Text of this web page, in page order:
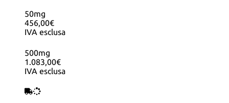
50mg
456,00€
IVA esclusa
500mg
1.083,00€
IVA esclusa